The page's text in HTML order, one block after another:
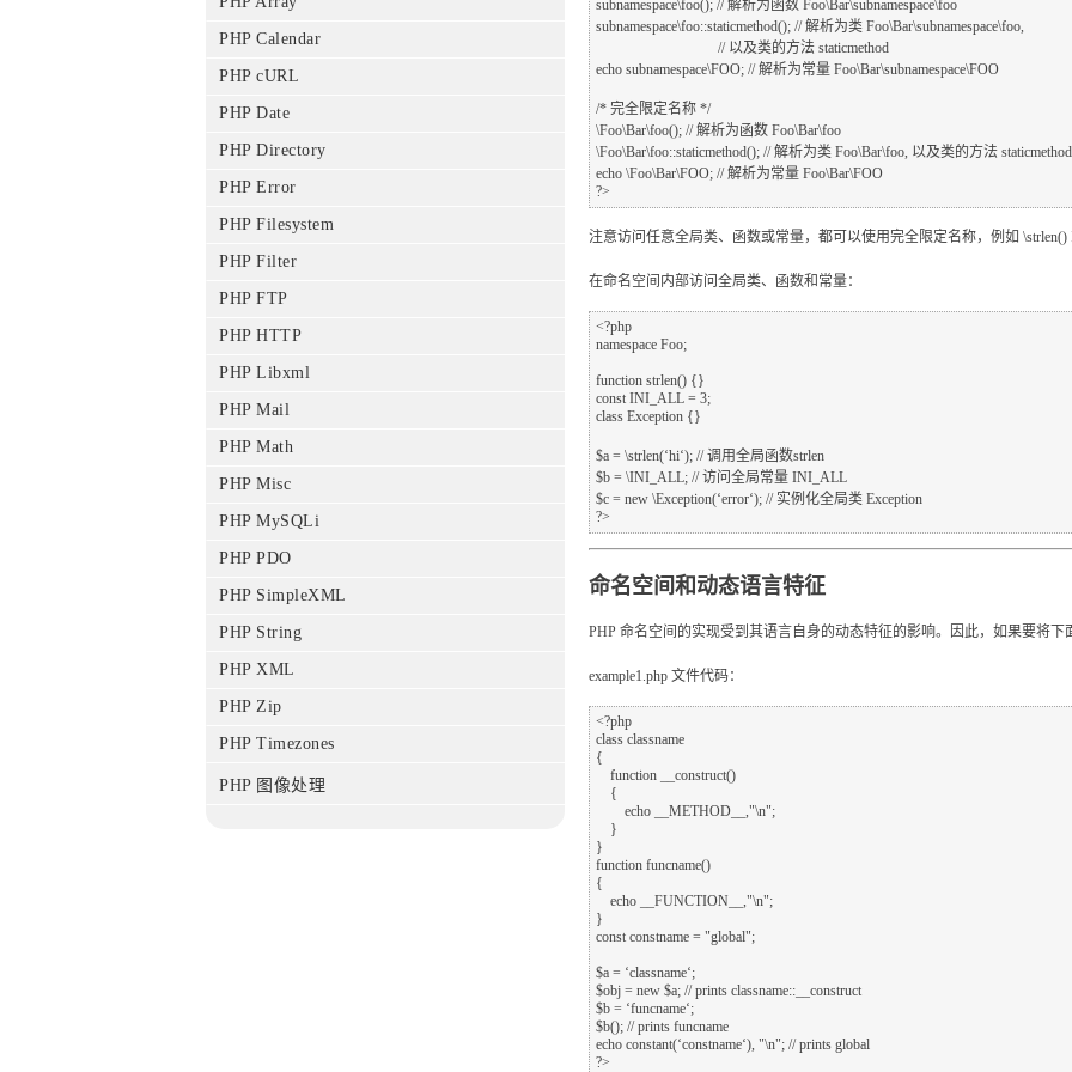
PHP Calendar
PHP cURL
PHP Date
PHP Directory
PHP Error
PHP Filesystem
PHP Filter
PHP FTP
PHP HTTP
PHP Libxml
PHP Mail
PHP Math
PHP Misc
PHP MySQLi
PHP PDO
PHP SimpleXML
PHP String
PHP XML
PHP Zip
PHP Timezones
PHP 图像处理
subnamespace\foo(); // 解析为函数 Foo\Bar\subnamespace\foo
subnamespace\foo::staticmethod(); // 解析为类 Foo\Bar\subnamespace\foo,
echo subnamespace\FOO; // 解析为常量 Foo\Bar\subnamespace\FOO
/* 完全限定名称 */
\Foo\Bar\foo(); // 解析为函数 Foo\Bar\foo
\Foo\Bar\foo::staticmethod(); // 解析为类 Foo\Bar\foo, 以及类的方法 staticmethod
echo \Foo\Bar\FOO; // 解析为常量 Foo\Bar\FOO
注意访问任意全局类、函数或常量，都可以使用完全限定名称，例如 \strlen()
在命名空间内部访问全局类、函数和常量：
<?php
namespace Foo;
function strlen() {}
const INI_ALL = 3;
class Exception {}
$a = \strlen(‘hi‘); // 调用全局函数strlen
$b = \INI_ALL; // 访问全局常量 INI_ALL
$c = new \Exception(‘error‘); // 实例化全局类 Exception
命名空间和动态语言特征
PHP 命名空间的实现受到其语言自身的动态特征的影响。因此，如果要将下
example1.php 文件代码：
<?php
class classname
{
}
function funcname()
{
}
const constname = "global";
$a = ‘classname‘;
$obj = new $a; // prints classname::__construct
$b = ‘funcname‘;
$b(); // prints funcname
echo constant(‘constname‘), "\n"; // prints global